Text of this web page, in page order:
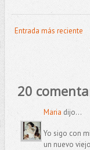
Entrada más reciente
20
Maria dijo...
Yo sigo con
un nuevo